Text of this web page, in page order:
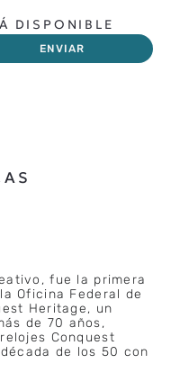
DISPONIBLE
ENVIAR
fue la primera
Oficina Federal de
Heritage, un
de 70 años,
Conquest
de los 50 con